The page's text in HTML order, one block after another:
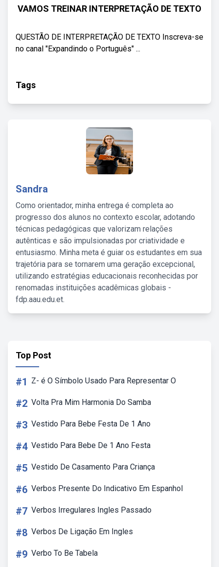
VAMOS TREINAR INTERPRETAÇÃO DE TEXTO
QUESTÃO DE INTERPRETAÇÃO DE TEXTO Inscreva-se
no canal "Expandindo o Português" ...
Tags
Sandra
Como orientador, minha entrega é completa ao
progresso dos alunos no contexto escolar, adotando
técnicas pedagógicas que valorizam relações
autênticas e são impulsionadas por criatividade e
entusiasmo. Minha meta é guiar os estudantes em sua
trajetória para se tornarem uma geração excepcional,
utilizando estratégias educacionais reconhecidas por
renomadas instituições acadêmicas globais -
fdp.aau.edu.et.
Top Post
#1 Z- é O Símbolo Usado Para Representar O
#2 Volta Pra Mim Harmonia Do Samba
#3 Vestido Para Bebe Festa De 1 Ano
#4 Vestido Para Bebe De 1 Ano Festa
#5 Vestido De Casamento Para Criança
#6 Verbos Presente Do Indicativo Em Espanhol
#7 Verbos Irregulares Ingles Passado
#8 Verbos De Ligação Em Ingles
#9 Verbo To Be Tabela